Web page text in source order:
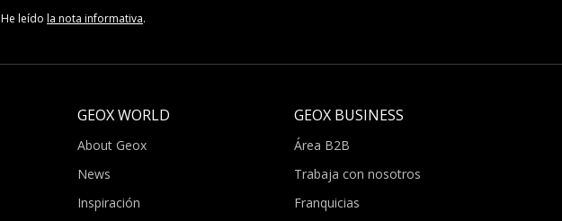
He leído la nota informativa.
GEOX WORLD
About Geox
News
Inspiración
GEOX BUSINESS
Área B2B
Trabaja con nosotros
Franquicias